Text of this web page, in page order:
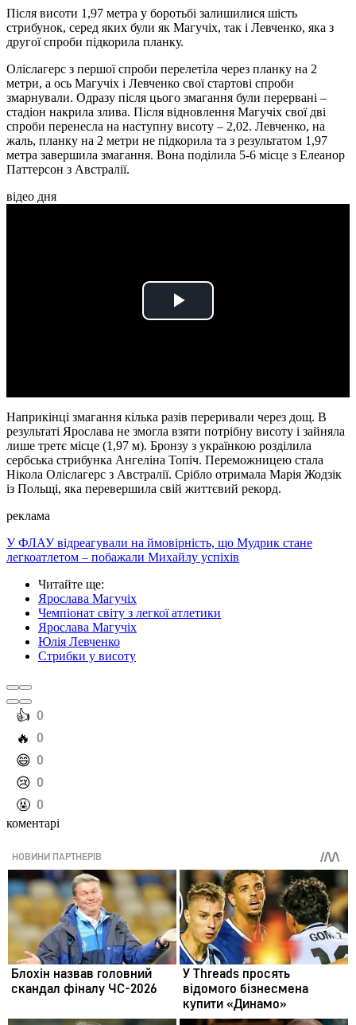
Після висоти 1,97 метра у боротьбі залишилися шість
стрибунок, серед яких були як Магучіх, так і Левченко, яка з
другої спроби підкорила планку.
Оліслагерс з першої спроби перелетіла через планку на 2
метри, а ось Магучіх і Левченко свої стартові спроби
змарнували. Одразу після цього змагання були перервані –
стадіон накрила злива. Після відновлення Магучіх свої дві
спроби перенесла на наступну висоту – 2,02. Левченко, на
жаль, планку на 2 метри не підкорила та з результатом 1,97
метра завершила змагання. Вона поділила 5-6 місце з Елеанор
Паттерсон з Австралії.
відео дня
Play
Наприкінці змагання кілька разів переривали через дощ. В
результаті Ярослава не змогла взяти потрібну висоту і зайняла
лише третє місце (1,97 м). Бронзу з українкою розділила
сербська стрибунка Ангеліна Топіч. Переможницею стала
Нікола Оліслагерс з Австралії. Срібло отримала Марія Жодзік
із Польщі, яка перевершила свій життєвий рекорд.
реклама
У ФЛАУ відреагували на ймовірність, що Мудрик стане
легкоатлетом – побажали Михайлу успіхів
Читайте ще:
Ярослава Магучіх
Чемпіонат світу з легкої атлетики
Ярослава Магучіх
Юлія Левченко
Стрибки у висоту
️👍 0
️🔥 0
️😄 0
️😢 0
️🤬 0
коментарі